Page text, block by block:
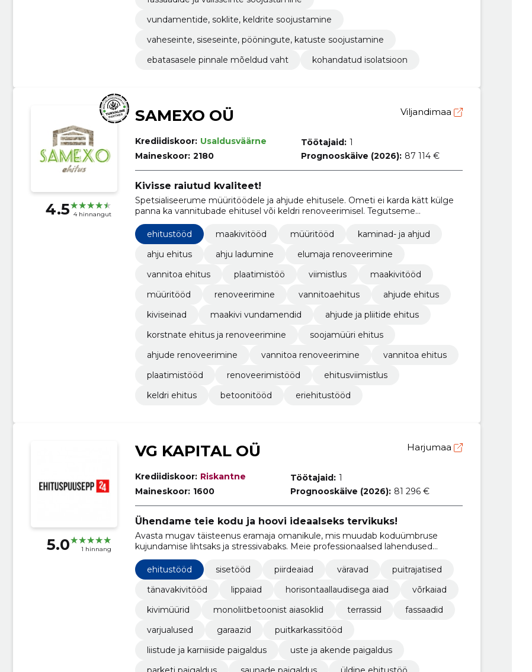
vundamentide, soklite, keldrite soojustamine
vaheseinte, siseseinte, pööningute, katuste soojustamine
ebatasasele pinnale mõeldud vaht
kohandatud isolatsioon
4.5 4 hinnangut
SAMEXO OÜ Viljandimaa
Krediidiskoor: Usaldusväärne
Maineskoor: 2180
Töötajaid: 1
Prognooskäive (2026): 87 114 €
Kivisse raiutud kvaliteet!
Spetsialiseerume müüritöödele ja ahjude ehitusele. Ometi ei karda kätt külge
panna ka vannitubade ehitusel või keldri renoveerimisel. Tegutseme
Viljandimaal.
ehitustööd
maakivitööd müüritööd
kaminad- ja ahjud
ahju ehitus
ahju ladumine
elumaja renoveerimine
vannitoa ehitus
plaatimistöö viimistlus
maakivitööd
müüritööd
renoveerimine vannitoaehitus
ahjude ehitus
kiviseinad
maakivi vundamendid
ahjude ja pliitide ehitus
korstnate ehitus ja renoveerimine
soojamüüri ehitus
ahjude renoveerimine
vannitoa renoveerimine
vannitoa ehitus
plaatimistööd
renoveerimistööd
ehitusviimistlus
keldri ehitus
betoonitööd eriehitustööd
5.0 1 hinnang
VG KAPITAL OÜ Harjumaa
Krediidiskoor: Riskantne
Maineskoor: 1600
Töötajaid: 1
Prognooskäive (2026): 81 296 €
Ühendame teie kodu ja hoovi ideaalseks tervikuks!
Avasta mugav täisteenus eramaja omanikule, mis muudab koduümbruse
kujundamise lihtsaks ja stressivabaks. Meie professionaalsed lahendused
hõlmavad piirdeaedade, terrasside, kuuride ja tänavakivitööde paigaldamist, et
luua täiuslik väliruum just sinu jaoks.
ehitustööd sisetööd piirdeaiad väravad
puitrajatised
tänavakivitööd
lippaiad horisontaallaudisega aiad
võrkaiad
kivimüürid
monoliitbetoonist aiasoklid terrassid
fassaadid
varjualused
garaazid
puitkarkassitööd
liistude ja karniiside paigaldus
uste ja akende paigaldus